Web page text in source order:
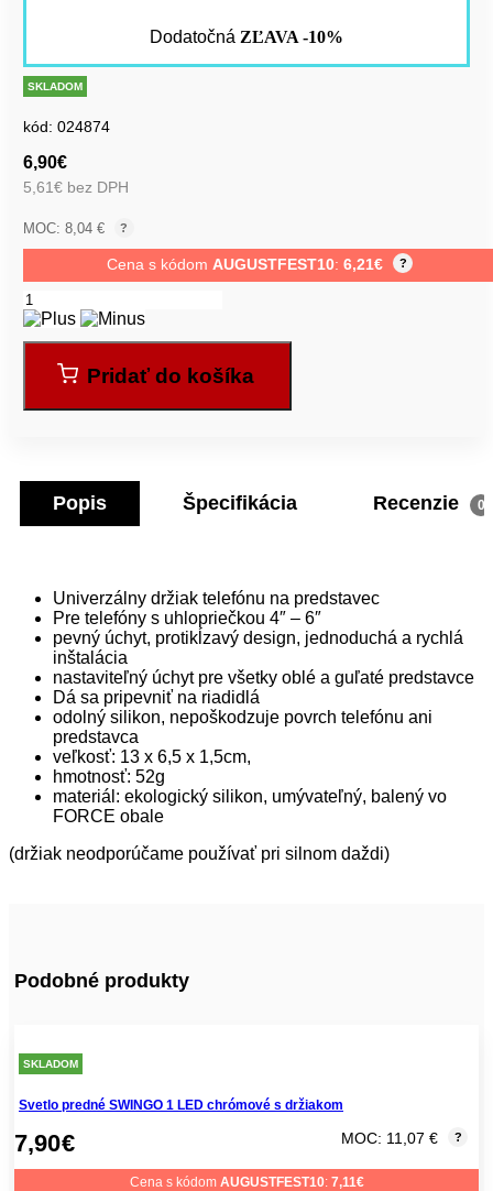
Dodatočná ZĽAVA -10%
SKLADOM
kód: 024874
6,90€
5,61€ bez DPH
MOC: 8,04 € ?
Cena s kódom AUGUSTFEST10: 6,21€ ?
Pridať do košíka
Popis Špecifikácia Recenzie 0
Univerzálny držiak telefónu na predstavec
Pre telefóny s uhlopriečkou 4″ – 6″
pevný úchyt, protikĺzavý design, jednoduchá a rychlá
inštalácia
nastaviteľný úchyt pre všetky oblé a guľaté predstavce
Dá sa pripevniť na riadidlá
odolný silikon, nepoškodzuje povrch telefónu ani
predstavca
veľkosť: 13 x 6,5 x 1,5cm,
hmotnosť: 52g
materiál: ekologický silikon, umývateľný, balený vo
FORCE obale
(držiak neodporúčame používať pri silnom daždi)
Podobné produkty
SKLADOM
Svetlo predné SWINGO 1 LED chrómové s držiakom
7,90€ MOC: 11,07 € ?
Cena s kódom AUGUSTFEST10: 7,11€